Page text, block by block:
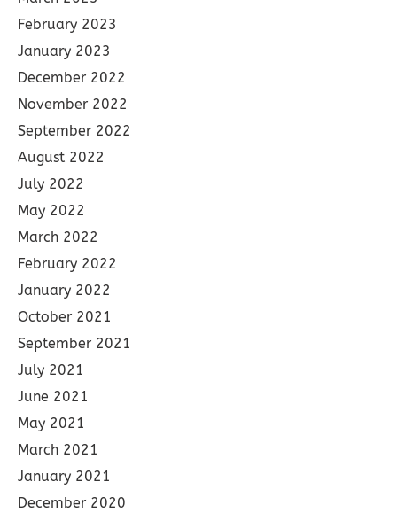
February 2023
January 2023
December 2022
November 2022
September 2022
August 2022
July 2022
May 2022
March 2022
February 2022
January 2022
October 2021
September 2021
July 2021
June 2021
May 2021
March 2021
January 2021
December 2020